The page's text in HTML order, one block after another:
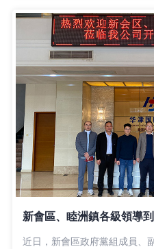
新會區、睦洲鎮各級領導
近日，新會區政府黨組成員、